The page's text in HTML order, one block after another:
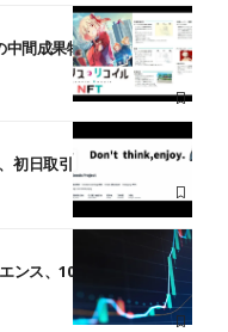
中間成果物NFTをオークシ
初日取引高世界5位
ンス、10日間で株価3.5倍